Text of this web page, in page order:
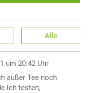
Alle
um 20:42 Uhr
außer Tee noch
ich testen,